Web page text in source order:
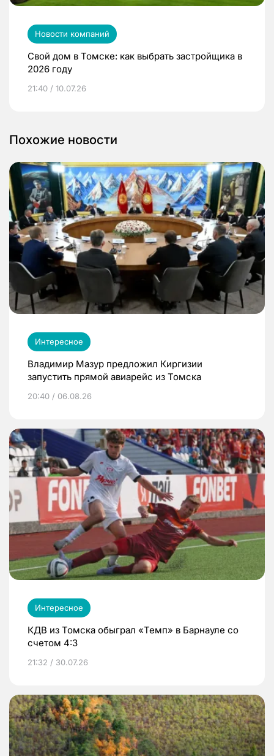
Новости компаний
Свой дом в Томске: как выбрать застройщика в
2026 году
21:40 / 10.07.26
Похожие новости
Интересное
Владимир Мазур предложил Киргизии
запустить прямой авиарейс из Томска
20:40 / 06.08.26
Интересное
КДВ из Томска обыграл «Темп» в Барнауле со
счетом 4:3
21:32 / 30.07.26